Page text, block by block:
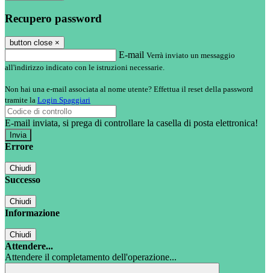
Recupero password
button close ×
E-mail Verrà inviato un messaggio
all'indirizzo indicato con le istruzioni necessarie.
Non hai una e-mail associata al nome utente? Effettua il reset della password
tramite la Login Spaggiari
E-mail inviata, si prega di controllare la casella di posta elettronica!
Errore
Chiudi
Successo
Chiudi
Informazione
Chiudi
Attendere...
Attendere il completamento dell'operazione...